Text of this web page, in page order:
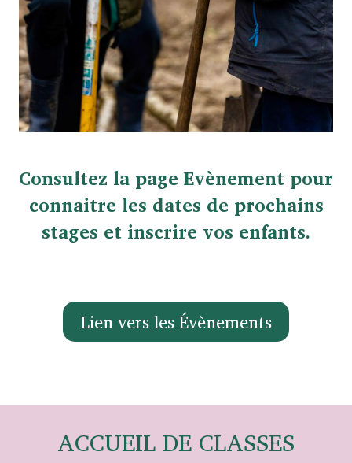
Consultez la page Evènement pour
connaitre les dates de prochains
stages et inscrire vos enfants.
Lien vers les Évènements
ACCUEIL DE CLASSES